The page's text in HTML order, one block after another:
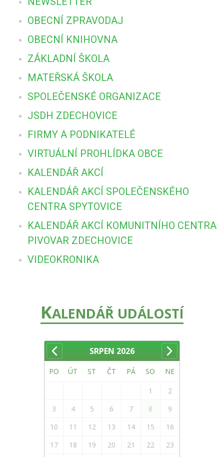
OBECNÍ ZPRAVODAJ
OBECNÍ KNIHOVNA
ZÁKLADNÍ ŠKOLA
MATEŘSKÁ ŠKOLA
SPOLEČENSKÉ ORGANIZACE
JSDH ZDECHOVICE
FIRMY A PODNIKATELÉ
VIRTUÁLNÍ PROHLÍDKA OBCE
KALENDÁŘ AKCÍ
KALENDÁŘ AKCÍ SPOLEČENSKÉHO
CENTRA SPYTOVICE
KALENDÁŘ AKCÍ KOMUNITNÍHO CENTRA
PIVOVAR ZDECHOVICE
VIDEOKRONIKA
KALENDÁŘ UDÁLOSTÍ
SRPEN 2026
PO ÚT ST ČT PÁ SO NE
1
2
3
4 5 6 7 8
9
10
11 12 13 14 15
16
17
18 19 20 21 22
23